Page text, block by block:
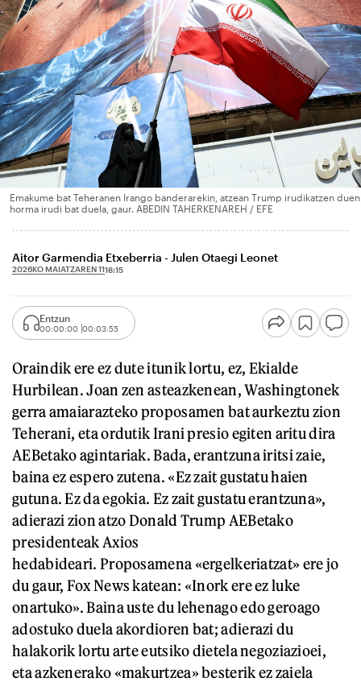
Emakume bat Teheranen Irango banderarekin, atzean Trump irudikatzen duen
horma irudi bat duela, gaur. ABEDIN TAHERKENAREH / EFE
Aitor Garmendia Etxeberria - Julen Otaegi Leonet
2026KO MAIATZAREN 1118:15
Entzun
00:00:00 00:03:55
Oraindik ere ez dute itunik lortu, ez, Ekialde
Hurbilean. Joan zen asteazkenean, Washingtonek
gerra amaiarazteko proposamen bat aurkeztu zion
Teherani, eta ordutik Irani presio egiten aritu dira
AEBetako agintariak. Bada, erantzuna iritsi zaie,
baina ez espero zutena. «Ez zait gustatu haien
gutuna. Ez da egokia. Ez zait gustatu erantzuna»,
adierazi zion atzo Donald Trump AEBetako
presidenteak Axios
hedabideari. Proposamena «ergelkeriatzat» ere jo
du gaur, Fox News katean: «Inork ere ez luke
onartuko». Baina uste du lehenago edo geroago
adostuko duela akordioren bat; adierazi du
halakorik lortu arte eutsiko dietela negoziazioei,
eta azkenerako «makurtzea» besterik ez zaiela